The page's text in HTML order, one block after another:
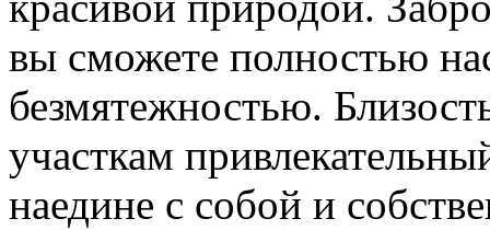
вы сможете полностью
безмятежностью.
участкам
наедине с собой и